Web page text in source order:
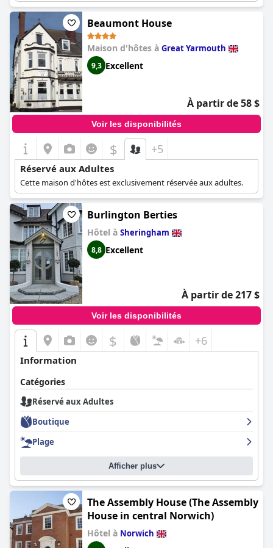
Beaumont House
Maison d'hôtes à Great Yarmouth
9,3 Excellent
À partir de 58 $
Voir les disponibilités
$ +5
Réservé aux Adultes
Cette maison d'hôtes est exclusivement réservée aux adultes.
Burlington Berties
Hôtel à Sheringham
8,8 Excellent
À partir de 217 $
Voir les disponibilités
$ +6
Information
Catégories
Réservé aux Adultes
Boutique
Plage
Afficher plus
The Assembly House (The Assembly
House in central Norwich)
Hôtel à Norwich